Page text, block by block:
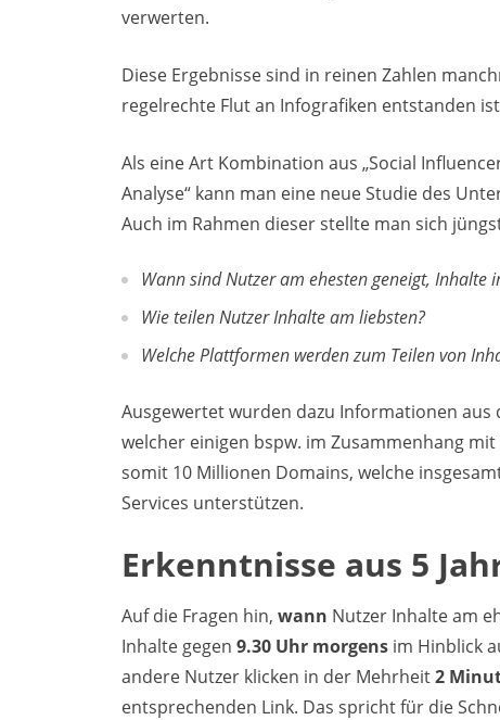
verwerten.
Diese Ergebnisse sind in reinen Zahlen
regelrechte Flut an Infografiken entstanden
Als eine Art Kombination aus „Social
Analyse“ kann man eine neue Studie des
Auch im Rahmen dieser stellte man sich
Wann sind Nutzer am ehesten geneigt, Inhalte
Wie teilen Nutzer Inhalte am liebsten?
Welche Plattformen werden zum Teilen von
Ausgewertet wurden dazu Informationen aus
welcher einigen bspw. im Zusammenhang
somit 10 Millionen Domains, welche
Services unterstützen.
Erkenntnisse aus 5
Auf die Fragen hin, wann Nutzer Inhalte am
Inhalte gegen 9.30 Uhr morgens im Hinblick
andere Nutzer klicken in der Mehrheit2
entsprechenden Link. Das spricht für die